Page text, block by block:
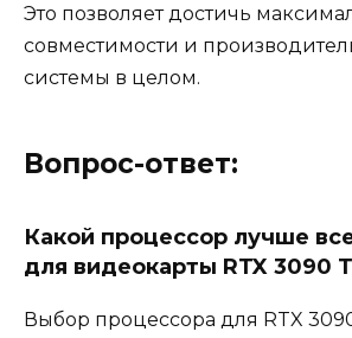
Это позволяет достичь
совместимости и
системы в целом.
Вопрос-ответ:
Какой процессор лучше
для видеокарты RTX 3090
Выбор процессора для RTX